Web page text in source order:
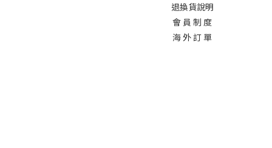
退換貨說明
會 員 制 度
海 外 訂 單